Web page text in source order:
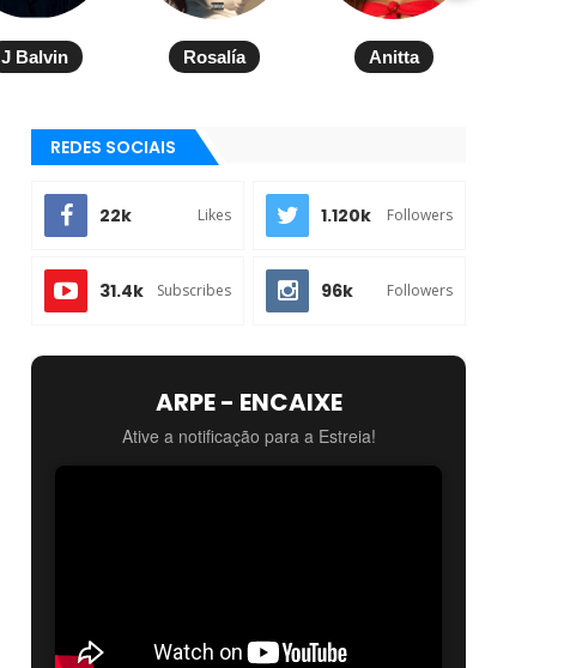
J Balvin Rosalía Anitta
REDES SOCIAIS
22k Likes 1.120k Followers
31.4k Subscribes 96k Followers
ARPE - ENCAIXE
Ative a notificação para a Estreia!